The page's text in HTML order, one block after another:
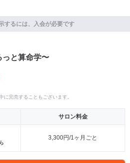
するには、入会が必要です
と算命学〜
に完売することもございます。
サロン料金
3,300円/1ヶ月ごと